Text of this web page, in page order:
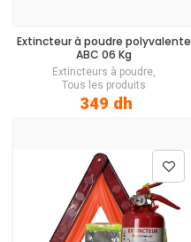
Extincteur à poudre polyvalente
ABC 06 Kg
Extincteurs à poudre,
Tous les produits
349 dh